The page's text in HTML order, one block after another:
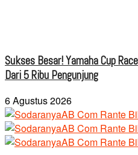
Sukses Besar! Yamaha Cup
Dari 5 Ribu Pengunjung
6 Agustus 2026